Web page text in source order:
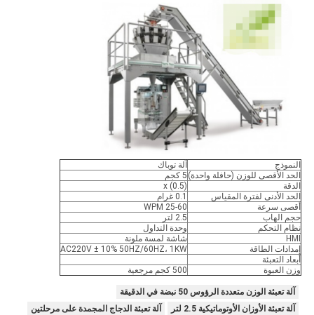
النموذج
آلة توباك
الحد الأقصى للوزن (حافلة واحدة) 5 كجم
الدقة
x (0.5)
الحد الأدنى لفترة المقياس
0.1 غرام
أقصى سرعة
25-60 WPM
حجم الهاب
2.5 لتر
نظام التحكم
وحدة التداول
HMI
شاشة لمسة ملونة
إمدادات الطاقة
AC220V ± 10% 50HZ/60HZ، 1KW
أبعاد التعبئة
وزن العبوة
500 كجم مرجعية
آلة تعبئة الوزن متعددة الرؤوس 50 نبضة في الدقيقة
آلة تعبئة الأوزان الأوتوماتيكية 2.5 لتر
آلة تعبئة الدجاج المجمدة على مرحلتين